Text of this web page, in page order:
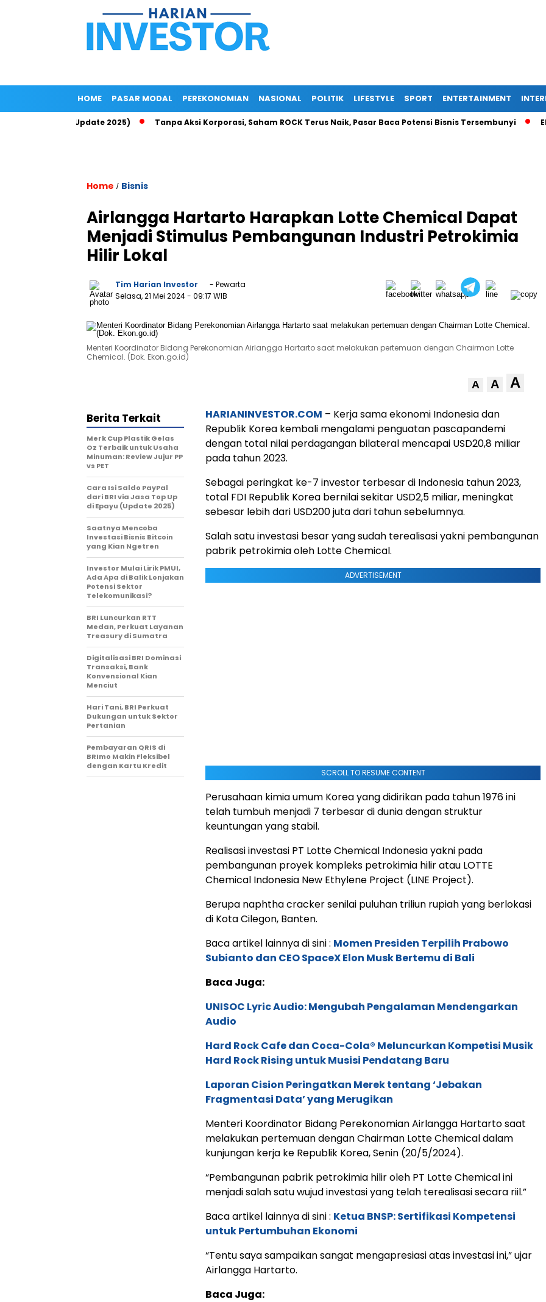
HOME PASAR MODAL PEREKONOMIAN NASIONAL POLITIK LIFESTYLE SPORT ENTERTAINMENT
di Epayu (Update 2025) Tanpa Aksi Korporasi, Saham ROCK Terus Naik, Pasar Baca Potensi Bisnis Tersembunyi
Home / Bisnis
Airlangga Hartarto Harapkan Lotte Chemical Dapat
Menjadi Stimulus Pembangunan Industri Petrokimia
Hilir Lokal
Tim Harian Investor
- Pewarta
Selasa, 21 Mei 2024- 09:17 WIB
Menteri Koordinator Bidang Perekonomian Airlangga Hartarto saat melakukan pertemuan dengan Chairman Lotte
Chemical. (Dok. Ekon.go.id)
A A A
HARIANINVESTOR.COM – Kerja sama ekonomi Indonesia dan
Republik Korea kembali mengalami penguatan pascapandemi
dengan total nilai perdagangan bilateral mencapai USD20,8 miliar
pada tahun 2023.
Sebagai peringkat ke-7 investor terbesar di Indonesia tahun 2023,
total FDI Republik Korea bernilai sekitar USD2,5 miliar, meningkat
sebesar lebih dari USD200 juta dari tahun sebelumnya.
Salah satu investasi besar yang sudah terealisasi yakni pembangunan
pabrik petrokimia oleh Lotte Chemical.
ADVERTISEMENT
SCROLL TO RESUME CONTENT
Perusahaan kimia umum Korea yang didirikan pada tahun 1976 ini
telah tumbuh menjadi 7 terbesar di dunia dengan struktur
keuntungan yang stabil.
Realisasi investasi PT Lotte Chemical Indonesia yakni pada
pembangunan proyek kompleks petrokimia hilir atau LOTTE
Chemical Indonesia New Ethylene Project (LINE Project).
Berupa naphtha cracker senilai puluhan triliun rupiah yang berlokasi
di Kota Cilegon, Banten.
Baca artikel lainnya di sini : Momen Presiden Terpilih Prabowo
Subianto dan CEO SpaceX Elon Musk Bertemu di Bali
Baca Juga:
UNISOC Lyric Audio: Mengubah Pengalaman Mendengarkan
Audio
Hard Rock Cafe dan Coca-Cola® Meluncurkan Kompetisi Musik
Hard Rock Rising untuk Musisi Pendatang Baru
Laporan Cision Peringatkan Merek tentang ‘Jebakan
Fragmentasi Data’ yang Merugikan
Menteri Koordinator Bidang Perekonomian Airlangga Hartarto saat
melakukan pertemuan dengan Chairman Lotte Chemical dalam
kunjungan kerja ke Republik Korea, Senin (20/5/2024).
“Pembangunan pabrik petrokimia hilir oleh PT Lotte Chemical ini
menjadi salah satu wujud investasi yang telah terealisasi secara riil.”
Baca artikel lainnya di sini : Ketua BNSP: Sertifikasi Kompetensi
untuk Pertumbuhan Ekonomi
“Tentu saya sampaikan sangat mengapresiasi atas investasi ini,” ujar
Airlangga Hartarto.
Baca Juga:
Berita Terkait
Merk Cup Plastik Gelas
Oz Terbaik untuk Usaha
Minuman: Review Jujur PP
vs PET
Cara Isi Saldo PayPal
dari BRI via Jasa Top Up
di Epayu (Update 2025)
Saatnya Mencoba
Investasi Bisnis Bitcoin
yang Kian Ngetren
Investor Mulai Lirik PMUI,
Ada Apa di Balik Lonjakan
Potensi Sektor
Telekomunikasi?
BRI Luncurkan RTT
Medan, Perkuat Layanan
Treasury di Sumatra
Digitalisasi BRI Dominasi
Transaksi, Bank
Konvensional Kian
Menciut
Hari Tani, BRI Perkuat
Dukungan untuk Sektor
Pertanian
Pembayaran QRIS di
BRImo Makin Fleksibel
dengan Kartu Kredit